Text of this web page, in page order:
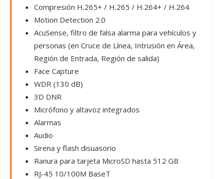
Compresión H.265+ / H.265 / H.264+ / H.264
Motion Detection 2.0
AcuSense, filtro de falsa alarma para vehículos y
personas (en Cruce de Línea, Intrusión en Área,
Región de Entrada, Región de salida)
Face Capture
WDR (130 dB)
3D DNR
Micrófono y altavoz integrados
Alarmas
Audio
Sirena y flash disuasorio
Ranura para tarjeta MicroSD hasta 512 GB
RJ-45 10/100M BaseT